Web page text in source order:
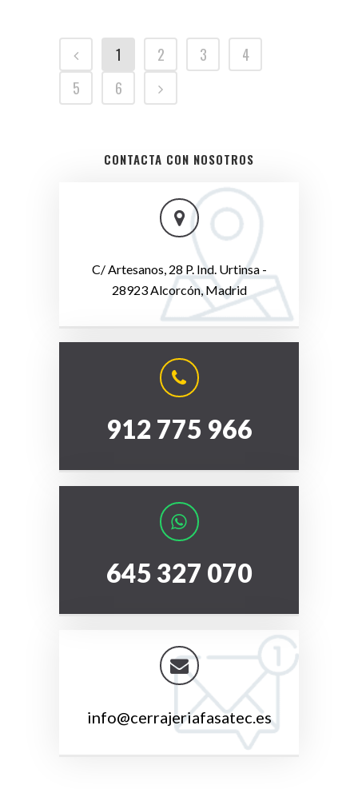
1 2 3
4
5
6
CONTACTA CON NOSOTROS
C/ Artesanos, 28 P. Ind. Urtinsa -
28923 Alcorcón, Madrid
912 775 966
645 327 070
info@cerrajeriafasatec.es